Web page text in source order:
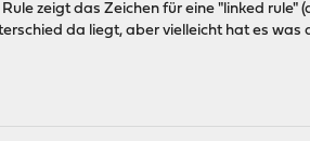
zeigt das Zeichen für eine "linked rule"
da liegt, aber vielleicht hat es was